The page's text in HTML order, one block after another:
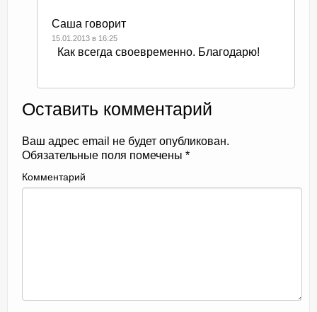
Саша говорит
15.01.2013 в 16:25
Как всегда своевременно. Благодарю!
Оставить комментарий
Ваш адрес email не будет опубликован.
Обязательные поля помечены *
Комментарий